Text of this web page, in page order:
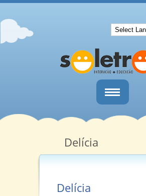
Home
Quem Somos
Salas
Informativos
Delícia
Delícia